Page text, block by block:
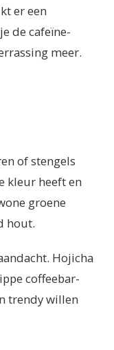
er een
de cafeïne-
meer.
of stengels
kleur heeft en
groene
hout.
Hojicha
coffeebar-
trendy willen